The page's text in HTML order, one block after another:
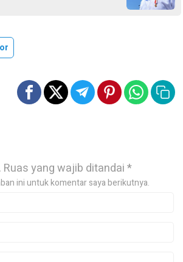
Ruas yang wajib ditandai*
ini untuk komentar saya berikutnya.